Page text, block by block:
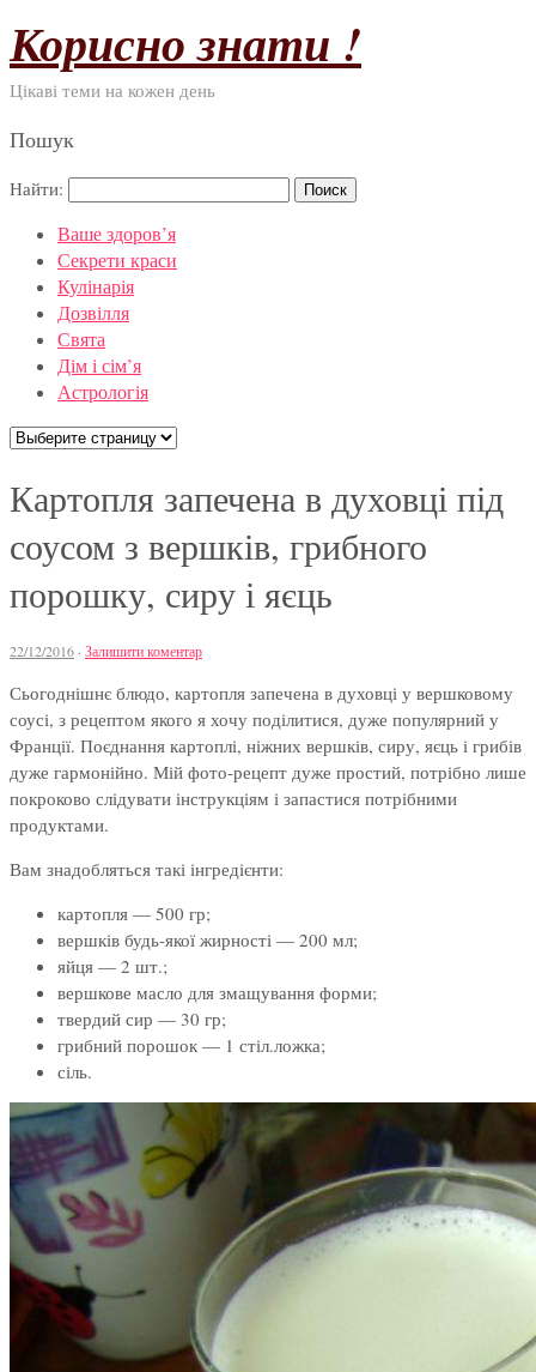
Корисно знати !
Цікаві теми на кожен день
Пошук
Найти:
Ваше здоров’я
Секрети краси
Кулінарія
Дозвілля
Свята
Дім і сім’я
Астрологія
Картопля запечена в духовці під
соусом з вершків, грибного
порошку, сиру і яєць
22/12/2016 · Залишити коментар
Сьогоднішнє блюдо, картопля запечена в духовці у вершковому
соусі, з рецептом якого я хочу поділитися, дуже популярний у
Франції. Поєднання картоплі, ніжних вершків, сиру, яєць і грибів
дуже гармонійно. Мій фото-рецепт дуже простий, потрібно лише
покроково слідувати інструкціям і запастися потрібними
продуктами.
Вам знадобляться такі інгредієнти:
картопля — 500 гр;
вершків будь-якої жирності — 200 мл;
яйця — 2 шт.;
вершкове масло для змащування форми;
твердий сир — 30 гр;
грибний порошок — 1 стіл.ложка;
сіль.